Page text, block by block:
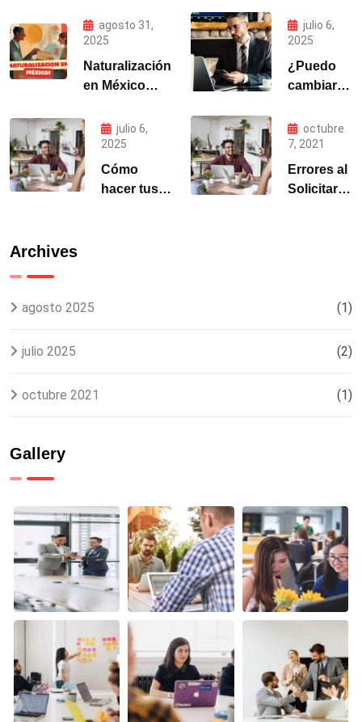
agosto 31,
2025
Naturalización
en México
Requisitos
MIGRALAW
julio 6,
2025
¿Puedo
cambiar
migratorio
en México
si entré
como
julio 6,
2025
Cómo
hacer tus
octubre
7, 2021
Errores al
Solicitar
Archives
agosto 2025 (1)
julio 2025 (2)
octubre 2021 (1)
Gallery